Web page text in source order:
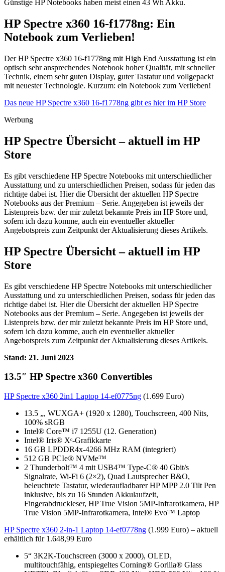
Günstige HP Notebooks haben meist einen 43 Wh Akku.
HP Spectre x360 16-f1778ng: Ein
Notebook zum Verlieben!
Der HP Spectre x360 16-f1778ng mit High End Ausstattung ist ein
optisch sehr ansprechendes Notebook hoher Qualität, mit schneller
Technik, einem sehr guten Display, guter Tastatur und vollgepackt
mit neuester Technologie. Kurzum: ein Notebook zum Verlieben!
Das neue HP Spectre x360 16-f1778ng gibt es hier im HP Store
Werbung
HP Spectre Übersicht – aktuell im HP
Store
Es gibt verschiedene HP Spectre Notebooks mit unterschiedlicher
Ausstattung und zu unterschiedlichen Preisen, sodass für jeden das
richtige dabei ist. Hier die Übersicht der aktuellen HP Spectre
Notebooks aus der Premium – Serie. Angegeben ist jeweils der
Listenpreis bzw. der mir zuletzt bekannte Preis im HP Store und,
sofern ich dazu komme, auch ein eventueller aktueller
Angebotspreis zum Zeitpunkt der Aktualisierung dieses Artikels.
HP Spectre Übersicht – aktuell im HP
Store
Es gibt verschiedene HP Spectre Notebooks mit unterschiedlicher
Ausstattung und zu unterschiedlichen Preisen, sodass für jeden das
richtige dabei ist. Hier die Übersicht der aktuellen HP Spectre
Notebooks aus der Premium – Serie. Angegeben ist jeweils der
Listenpreis bzw. der mir zuletzt bekannte Preis im HP Store und,
sofern ich dazu komme, auch ein eventueller aktueller
Angebotspreis zum Zeitpunkt der Aktualisierung dieses Artikels.
Stand: 21. Juni 2023
13.5″ HP Spectre x360 Convertibles
HP Spectre x360 2in1 Laptop 14-ef0775ng (1.699 Euro)
13.5 „, WUXGA+ (1920 x 1280), Touchscreen, 400 Nits,
100% sRGB
Intel® Core™ i7 1255U (12. Generation)
Intel® Iris® Xᵉ-Grafikkarte
16 GB LPDDR4x-4266 MHz RAM (integriert)
512 GB PCIe® NVMe™
2 Thunderbolt™ 4 mit USB4™ Type-C® 40 Gbit/s
Signalrate, Wi-Fi 6 (2×2), Quad Lautsprecher B&O,
beleuchtete Tastatur, wiederaufladbarer HP MPP 2.0 Tilt Pen
inklusive, bis zu 16 Stunden Akkulaufzeit,
Fingerabdruckleser, HP True Vision 5MP-Infrarotkamera, HP
True Vision 5MP-Infrarotkamera, Intel® Evo™ Laptop
HP Spectre x360 2-in-1 Laptop 14-ef0778ng (1.999 Euro) – aktuell
erhältlich für 1.648,99 Euro
5“ 3K2K-Touchscreen (3000 x 2000), OLED,
multitouchfähig, entspiegeltes Corning® Gorilla® Glass